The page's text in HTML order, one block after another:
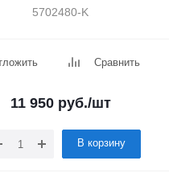
5702480-K
Сравнить
11 950 руб./шт
В корзину